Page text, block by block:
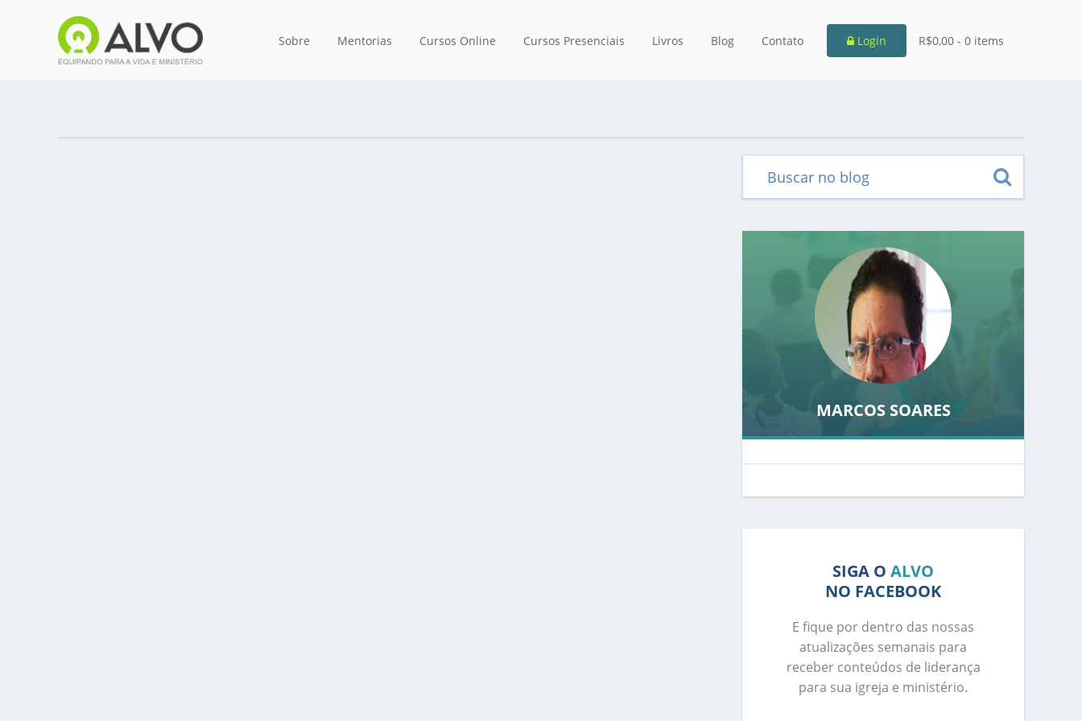
Sobre Mentorias Cursos Online Cursos Presenciais Livros Blog Contato Login R$0,00 - 0 items
MARCOS SOARES
SIGA O ALVO
NO FACEBOOK
E fique por dentro das nossas
atualizações semanais para
receber conteúdos de liderança
para sua igreja e ministério.